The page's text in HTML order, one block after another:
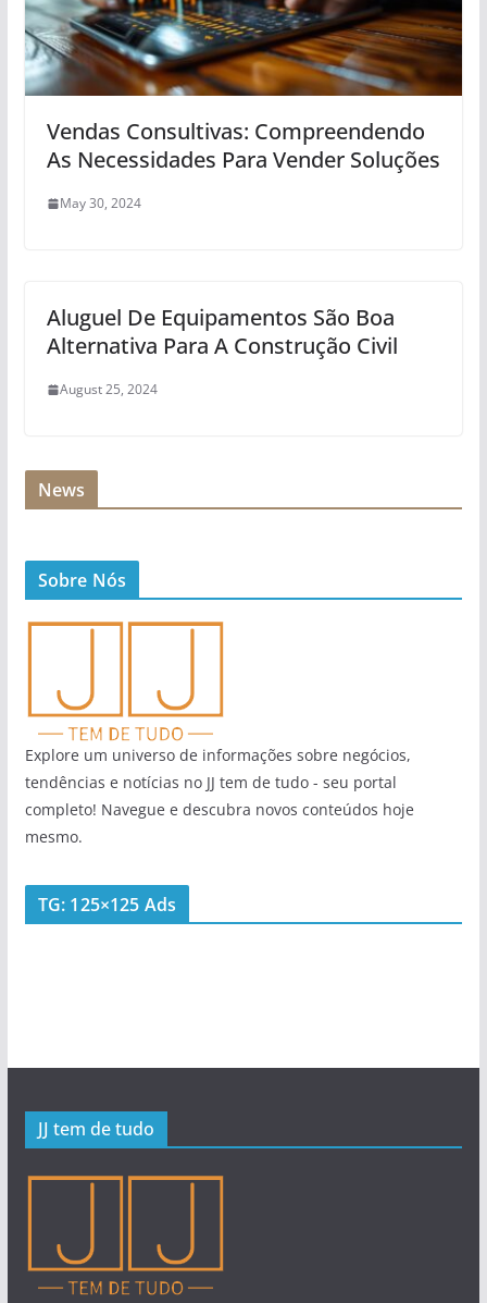
Vendas Consultivas: Compreendendo
As Necessidades Para Vender Soluções
May 30, 2024
Aluguel De Equipamentos São Boa
Alternativa Para A Construção Civil
August 25, 2024
News
Sobre Nós
Explore um universo de informações sobre negócios,
tendências e notícias no JJ tem de tudo - seu portal
completo! Navegue e descubra novos conteúdos hoje
mesmo.
TG: 125×125 Ads
JJ tem de tudo